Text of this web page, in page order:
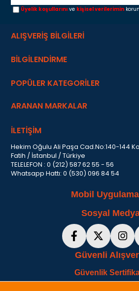
Üyelik koşullarını ve kişisel verilerimin
ALIŞVERİŞ BİLGİLERİ
BİLGİLENDİRME
POPÜLER KATEGORİLER
ARANAN MARKALAR
İLETİŞİM
Hekim Oğulu Ali Paşa Cad.No:140-144
Fatih / İstanbul / Türkiye
TELELEFON : 0 (212) 587 62 55 - 56
Whatsapp Hattı: 0 (530) 096 84 54
Mobil
Sosyal
Güvenli
Güvenlik